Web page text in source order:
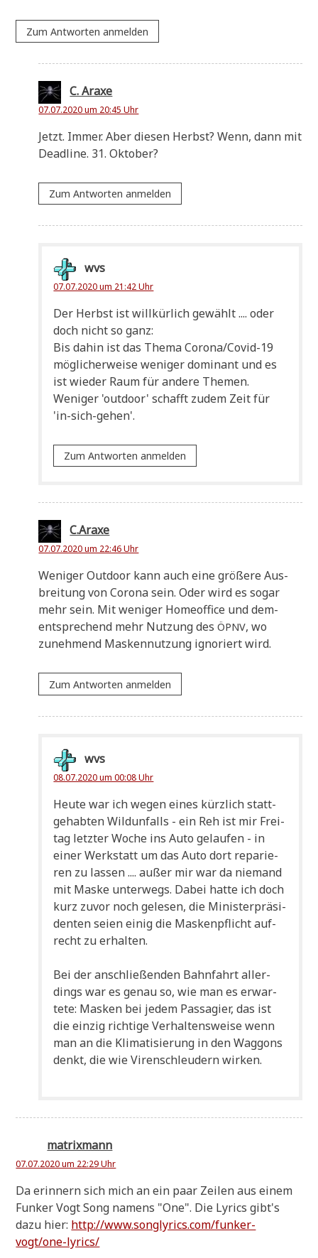
Zum Antworten anmelden
C. Araxe
07.07.2020 um 20:45 Uhr
Jetzt. Immer. Aber die­sen Herbst? Wenn, dann mit
Dead­line. 31. Oktober?
Zum Antworten anmelden
wvs
07.07.2020 um 21:42 Uhr
Der Herbst ist will­kür­lich gewählt .... oder
doch nicht so ganz:
Bis dahin ist das The­ma Coro­na/­Co­vid-19
mög­li­cher­wei­se weni­ger domi­nant und es
ist wie­der Raum für ande­re Themen.
Weni­ger 'out­door' schafft zudem Zeit für
'in-sich-gehen'.
Zum Antworten anmelden
C.Araxe
07.07.2020 um 22:46 Uhr
Weni­ger Out­door kann auch eine grö­ße­re Aus­
brei­tung von Coro­na sein. Oder wird es sogar
mehr sein. Mit weni­ger Home­of­fice und dem­
entspre­chend mehr Nut­zung desÖPNV, wo
zuneh­mend Mas­ken­nut­zung igno­riert wird.
Zum Antworten anmelden
wvs
08.07.2020 um 00:08 Uhr
Heu­te war ich wegen eines kürz­lich statt­
ge­hab­ten Wild­un­falls - ein Reh ist mir Frei­
tag letz­ter Woche ins Auto gelau­fen - in
einer Werk­statt um das Auto dort repa­rie­
ren zu las­sen .... außer mir war da nie­mand
mit Mas­ke unter­wegs. Dabei hat­te ich doch
kurz zuvor noch gele­sen, die Mini­ster­prä­si­
den­ten sei­en einig die Mas­ken­pflicht auf­
recht zu erhalten.
Bei der anschlie­ßen­den Bahn­fahrt aller­
dings war es genau so, wie man es erwar­
te­te: Mas­ken bei jedem Pas­sa­gier, das ist
die ein­zig rich­ti­ge Ver­hal­tens­wei­se wenn
man an die Kli­ma­ti­sie­rung in den Wag­gons
denkt, die wie Viren­schleu­dern wirken.
matrixmann
07.07.2020 um 22:29 Uhr
Da erin­nern sich mich an ein paar Zei­len aus einem
Fun­ker Vogt Song namens "One". Die Lyrics gibt's
dazu hier: http://www.songlyrics.com/funker-
vogt/one-lyrics/